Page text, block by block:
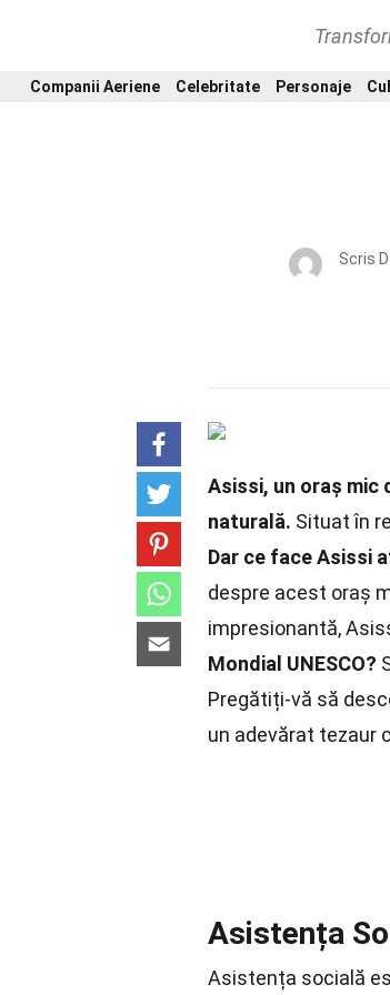
Companii Aeriene Celebritate Personaje
Scris
Asissi, un oraș
naturală. Situat în
Dar ce face Asissi
despre acest oraș
impresionantă,
Mondial UNESCO?
Pregătiți-vă să
un adevărat tezaur
Asistența
Asistența socială